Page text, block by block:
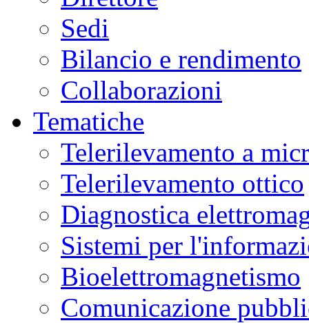
Sedi
Bilancio e rendimento
Collaborazioni
Tematiche
Telerilevamento a
Telerilevamento ottico
Diagnostica
Sistemi per
Bioelettromagnetismo
Comunicazione